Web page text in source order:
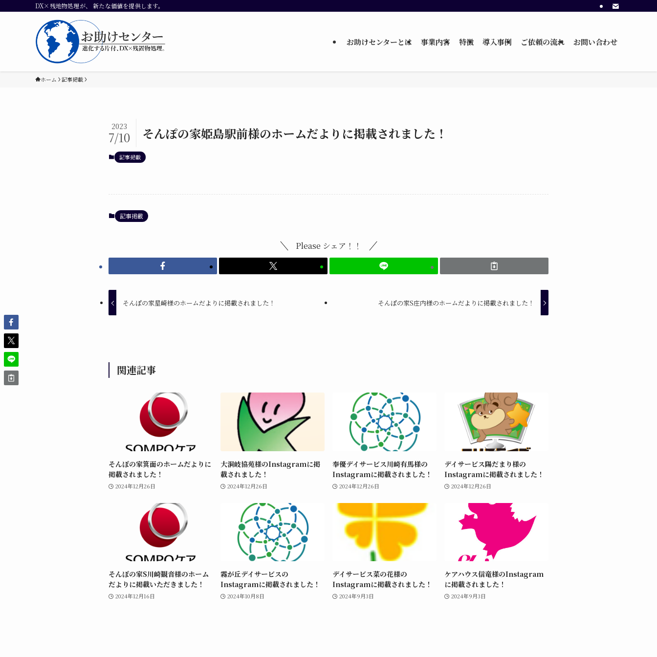
DX×残地物処理が、 新たな価値を提供します。
お助けセンターとは 事業内容 特徴 導入事例 ご依頼の流れ お問い合わせ
ホーム 記事掲載
そんぽの家姫島駅前様のホームだよりに掲載されました！
2023
7/10
記事掲載
記事掲載
Please シェア！！
そんぽの家星崎様のホームだよりに掲載されました！ そんぽの家S庄内様のホームだよりに掲載されました！
関連記事
そんぽの家箕面のホームだよりに
掲載されました！
2024年12月26日
大洞岐協苑様のInstagramに掲
載されました！
2024年12月26日
奉優デイサービス川崎有馬様の
Instagramに掲載されました！
2024年12月26日
デイサービス陽だまり様の
Instagramに掲載されました！
2024年12月26日
そんぽの家S川崎観音様のホーム
だよりに掲載いただきました！
2024年12月16日
霧が丘デイサービスの
Instagramに掲載されました！
2024年10月8日
デイサービス菜の花様の
Instagramに掲載されました！
2024年9月3日
ケアハウス信竜様のInstagram
に掲載されました！
2024年9月3日